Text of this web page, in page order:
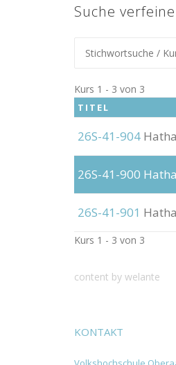
Suche
Kurs 1 - 3 von 3
TITEL
26S-41-904
26S-41-900
26S-41-901
Kurs 1 - 3 von 3
content by welante
KONTAKT